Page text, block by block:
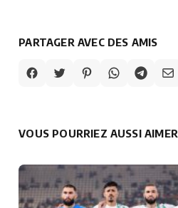
PARTAGER AVEC DES AMIS
VOUS POURRIEZ AUSSI AIMER